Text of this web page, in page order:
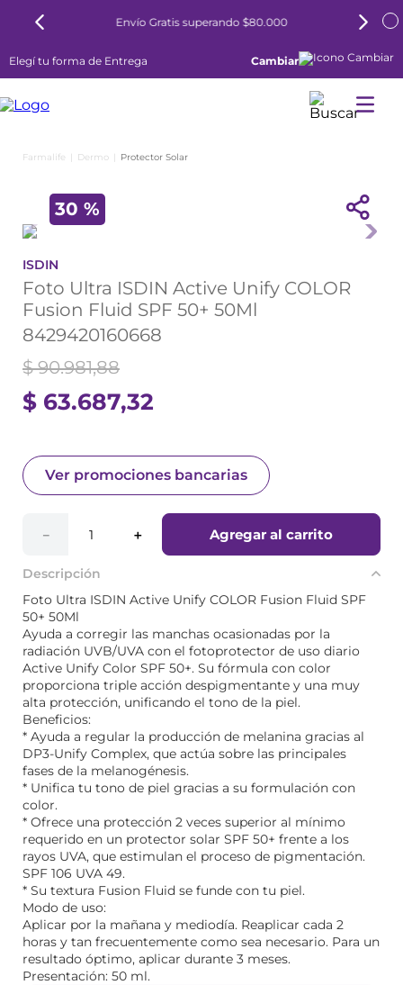
Envío Gratis superando $80.000
Elegí tu forma de Entrega Cambiar
Dermo Protector Solar
30 %
ISDIN
Foto Ultra ISDIN Active Unify COLOR
Fusion Fluid SPF 50+ 50Ml
8429420160668
$ 63.687,32
$ 90.981,88
Ver promociones bancarias
＋
－ Agregar al carrito
Descripción
Foto Ultra ISDIN Active Unify COLOR Fusion Fluid SPF
50+ 50Ml
Ayuda a corregir las manchas ocasionadas por la
radiación UVB/UVA con el fotoprotector de uso diario
Active Unify Color SPF 50+. Su fórmula con color
proporciona triple acción despigmentante y una muy
alta protección, unificando el tono de la piel.
Beneficios:
* Ayuda a regular la producción de melanina gracias al
DP3-Unify Complex, que actúa sobre las principales
fases de la melanogénesis.
* Unifica tu tono de piel gracias a su formulación con
color.
* Ofrece una protección 2 veces superior al mínimo
requerido en un protector solar SPF 50+ frente a los
rayos UVA, que estimulan el proceso de pigmentación.
SPF 106 UVA 49.
* Su textura Fusion Fluid se funde con tu piel.
Modo de uso:
Aplicar por la mañana y mediodía. Reaplicar cada 2
horas y tan frecuentemente como sea necesario. Para un
resultado óptimo, aplicar durante 3 meses.
Presentación: 50 ml.